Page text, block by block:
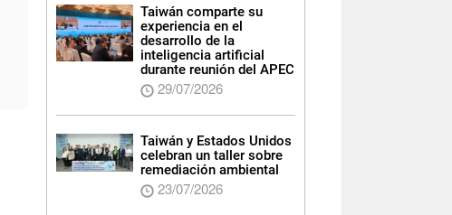
Taiwán comparte su
experiencia en el
desarrollo de la
inteligencia artificial
durante reunión del APEC
29/07/2026
Taiwán y Estados Unidos
celebran un taller sobre
remediación ambiental
23/07/2026